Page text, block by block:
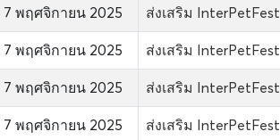
7 พฤศจิกายน 2025 ส่งเสริม InterPetFest
7 พฤศจิกายน 2025 ส่งเสริม InterPetFest
7 พฤศจิกายน 2025 ส่งเสริม InterPetFest
7 พฤศจิกายน 2025 ส่งเสริม InterPetFest